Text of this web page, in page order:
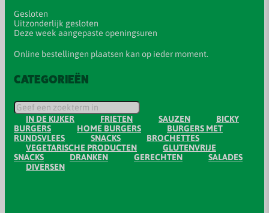
Gesloten
Uitzonderlijk gesloten
Deze week aangepaste openingsuren
Online bestellingen plaatsen kan op ieder moment.
CATEGORIEËN
IN DE KIJKER FRIETEN SAUZEN
BICKY
BURGERS
HOME BURGERS
BURGERS MET
RUNDSVLEES
SNACKS
BROCHETTES
VEGETARISCHE PRODUCTEN
GLUTENVRIJE
SNACKS
DRANKEN GERECHTEN
SALADES
DIVERSEN